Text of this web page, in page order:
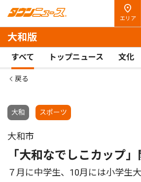
エリア
大和版
すべて トップニュース 文化
戻る
大和 スポーツ
大和市
「大和なでしこカップ
７月に中学生、10月には小学生